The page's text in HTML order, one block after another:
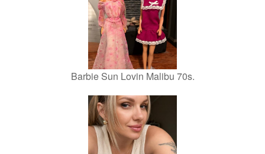
Barbie Sun Lovin Malibu 70s.